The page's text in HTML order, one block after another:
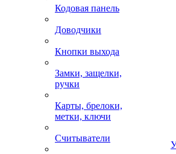
Кодовая панель
Доводчики
Кнопки выхода
Замки, защелки,
ручки
Карты, брелоки,
метки, ключи
Считыватели